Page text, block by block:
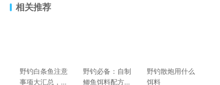
相关推荐
野钓白条鱼注意
事项大汇总，助
野钓必备：自制
鲫鱼饵料配方全
野钓散炮用什么
饵料